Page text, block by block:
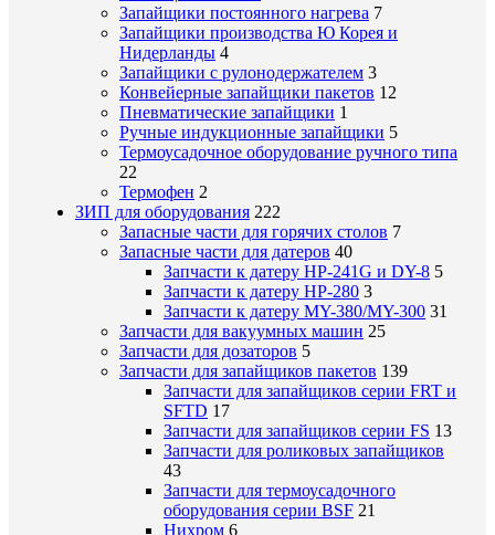
Запайщики постоянного нагрева 7
Запайщики производства Ю Корея и
Нидерланды 4
Запайщики с рулонодержателем 3
Конвейерные запайщики пакетов 12
Пневматические запайщики 1
Ручные индукционные запайщики 5
Термоусадочное оборудование ручного типа
22
Термофен 2
ЗИП для оборудования 222
Запасные части для горячих столов 7
Запасные части для датеров 40
Запчасти к датеру HP-241G и DY-8 5
Запчасти к датеру HP-280 3
Запчасти к датеру MY-380/MY-300 31
Запчасти для вакуумных машин 25
Запчасти для дозаторов 5
Запчасти для запайщиков пакетов 139
Запчасти для запайщиков серии FRT и
SFTD 17
Запчасти для запайщиков серии FS 13
Запчасти для роликовых запайщиков
43
Запчасти для термоусадочного
оборудования серии BSF 21
Нихром 6